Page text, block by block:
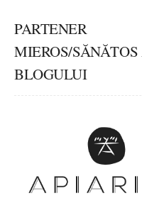
PARTENER
MIEROS/
BLOGULUI